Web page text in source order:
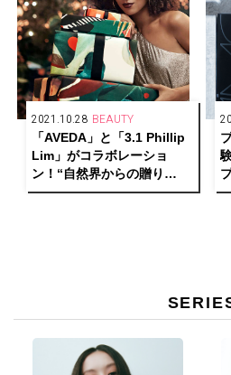
2021.10.28 BEAUTY
「AVEDA」と「3.1 Phillip
Lim」がコラボレーショ
ン！“自然界からの贈り
物”を表現したギフトボック